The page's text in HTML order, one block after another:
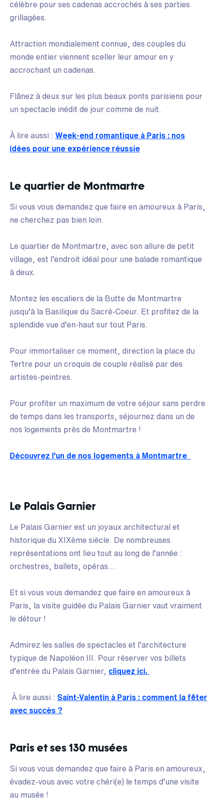
célèbre pour ses cadenas accrochés à ses parties
grillagées.
Attraction mondialement connue, des couples du
monde entier viennent sceller leur amour en y
accrochant un cadenas.
Flânez à deux sur les plus beaux ponts parisiens pour
un spectacle inédit de jour comme de nuit.
À lire aussi : Week-end romantique à Paris : nos
idées pour une expérience réussie
Le quartier de Montmartre
Si vous vous demandez que faire en amoureux à Paris,
ne cherchez pas bien loin.
Le quartier de Montmartre, avec son allure de petit
village, est l’endroit idéal pour une balade romantique
à deux.
Montez les escaliers de la Butte de Montmartre
jusqu’à la Basilique du Sacré-Coeur. Et profitez de la
splendide vue d’en-haut sur tout Paris.
Pour immortaliser ce moment, direction la place du
Tertre pour un croquis de couple réalisé par des
artistes-peintres.
Pour profiter un maximum de votre séjour sans perdre
de temps dans les transports, séjournez dans un de
nos logements près de Montmartre !
Découvrez l'un de nos logements à Montmartre
Le Palais Garnier
Le Palais Garnier est un joyaux architectural et
historique du XIXème siècle. De nombreuses
représentations ont lieu tout au long de l’année :
orchestres, ballets, opéras…
Et si vous vous demandez que faire en amoureux à
Paris, la visite guidée du Palais Garnier vaut vraiment
le détour !
Admirez les salles de spectacles et l’architecture
typique de Napoléon III. Pour réserver vos billets
d’entrée du Palais Garnier, cliquez ici.
À lire aussi : Saint-Valentin à Paris : comment la fêter
avec succès ?
Paris et ses 130 musées
Si vous vous demandez que faire à Paris en amoureux,
évadez-vous avec votre chéri(e) le temps d’une visite
au musée !